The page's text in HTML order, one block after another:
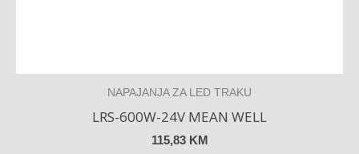
NAPAJANJA ZA LED TRAKU
LRS-600W-24V MEAN WELL
115,83 KM